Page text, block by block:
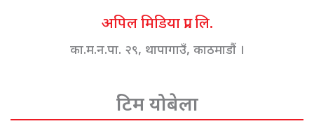
अपिल मिडिया प्रा. लि.
का.म.न.पा. २९, थापागाउँ, काठमाडौं ।
टिम योबेला